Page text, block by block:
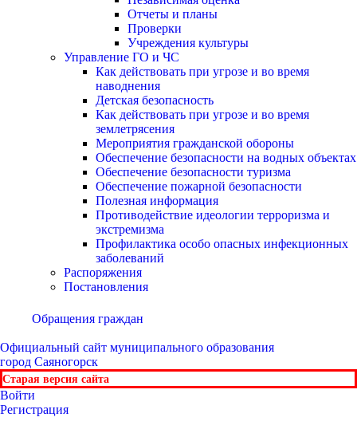
Отчеты и планы
Проверки
Учреждения культуры
Управление ГО и ЧС
Как действовать при угрозе и во время
наводнения
Детская безопасность
Как действовать при угрозе и во время
землетрясения
Мероприятия гражданской обороны
Обеспечение безопасности на водных объектах
Обеспечение безопасности туризма
Обеспечение пожарной безопасности
Полезная информация
Противодействие идеологии терроризма и
экстремизма
Профилактика особо опасных инфекционных
заболеваний
Распоряжения
Постановления
Обращения граждан
Официальный сайт муниципального образования
город Саяногорск
Старая версия сайта
Войти
Регистрация